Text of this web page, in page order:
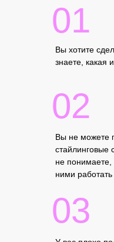
Вы не можете
стайлинговые
не понимаете,
ними работать
01
02
Вы хотите
знаете, какая
03